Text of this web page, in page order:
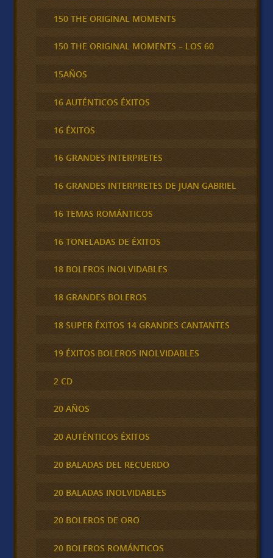
150 THE ORIGINAL MOMENTS
150 THE ORIGINAL MOMENTS – LOS 60
15AÑOS
16 AUTÉNTICOS ÉXITOS
16 ÉXITOS
16 GRANDES INTERPRETES
16 GRANDES INTERPRETES DE JUAN GABRIEL
16 TEMAS ROMÁNTICOS
16 TONELADAS DE ÉXITOS
18 BOLEROS INOLVIDABLES
18 GRANDES BOLEROS
18 SUPER ÉXITOS 14 GRANDES CANTANTES
19 ÉXITOS BOLEROS INOLVIDABLES
2 CD
20 AÑOS
20 AUTÉNTICOS ÉXITOS
20 BALADAS DEL RECUERDO
20 BALADAS INOLVIDABLES
20 BOLEROS DE ORO
20 BOLEROS ROMÁNTICOS